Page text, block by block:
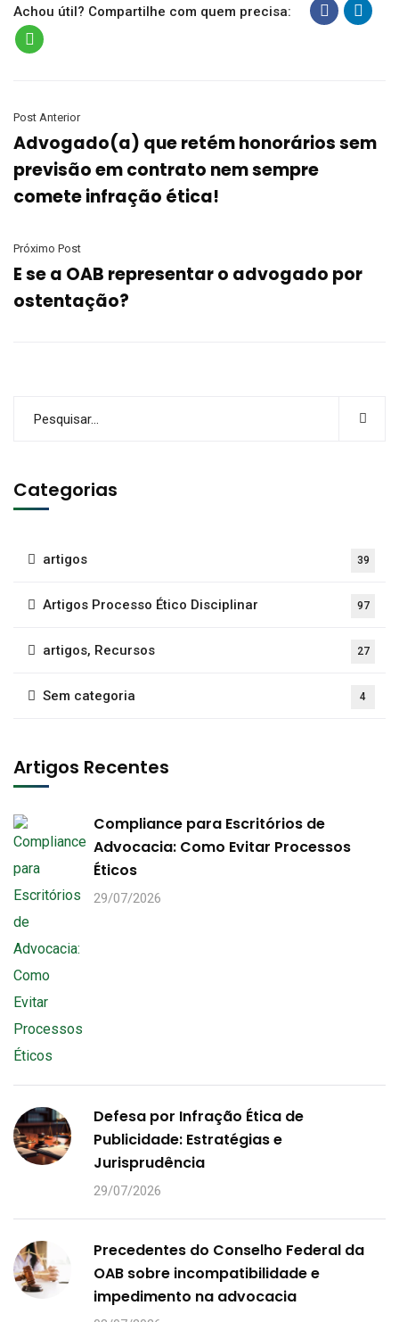
Achou útil? Compartilhe com quem precisa:
Post Anterior
Advogado(a) que retém honorários sem
previsão em contrato nem sempre
comete infração ética!
Próximo Post
E se a OAB representar o advogado por
ostentação?
Categorias
artigos 39
Artigos Processo Ético Disciplinar 97
artigos, Recursos 27
Sem categoria 4
Artigos Recentes
Compliance para Escritórios de
Advocacia: Como Evitar Processos
Éticos
29/07/2026
Defesa por Infração Ética de
Publicidade: Estratégias e
Jurisprudência
29/07/2026
Precedentes do Conselho Federal da
OAB sobre incompatibilidade e
impedimento na advocacia